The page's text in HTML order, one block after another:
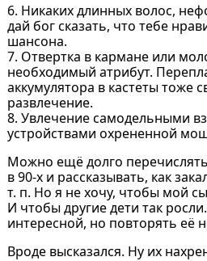
6. Никаких длинных волос,
дай бог сказать, что тебе
шансона.
7. Отвертка в кармане или
необходимый атрибут.
аккумулятора в кастеты тоже
развлечение.
8. Увлечение самодельными
устройствами охрененной
Можно ещё долго
в 90-х и рассказывать, как
т. п. Но я не хочу, чтобы мой
И чтобы другие дети так
интересной, но повторять её
Вроде высказался. Ну их